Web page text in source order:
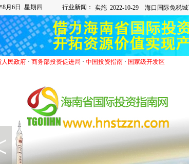
8月6日 星期四 行业新闻：
人民政府· 商务部投资促进局 · 中国投资指南· 国家级开发区